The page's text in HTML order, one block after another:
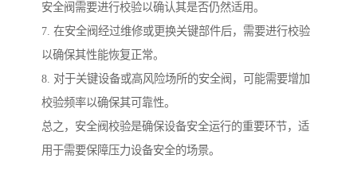
安全阀需要进行校验以确认其是否仍然适用。
7. 在安全阀经过维修或更换关键部件后，需要进行校验
以确保其性能恢复正常。
8. 对于关键设备或高风险场所的安全阀，可能需要增加
校验频率以确保其可靠性。
总之，安全阀校验是确保设备安全运行的重要环节，适
用于需要保障压力设备安全的场景。